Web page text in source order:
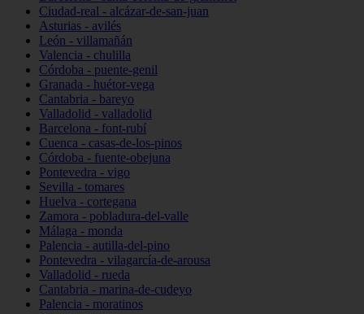
Ciudad-real - alcázar-de-san-juan
Asturias - avilés
León - villamañán
Valencia - chulilla
Córdoba - puente-genil
Granada - huétor-vega
Cantabria - bareyo
Valladolid - valladolid
Barcelona - font-rubí
Cuenca - casas-de-los-pinos
Córdoba - fuente-obejuna
Pontevedra - vigo
Sevilla - tomares
Huelva - cortegana
Zamora - pobladura-del-valle
Málaga - monda
Palencia - autilla-del-pino
Pontevedra - vilagarcía-de-arousa
Valladolid - rueda
Cantabria - marina-de-cudeyo
Palencia - moratinos